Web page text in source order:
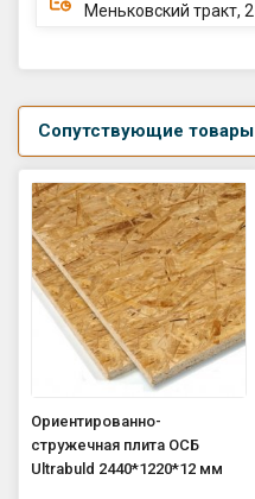
Меньковский тракт, 2
Сопутствующие товары
Ориентированно-
стружечная плита ОСБ
Ultrabuld 2440*1220*12 мм